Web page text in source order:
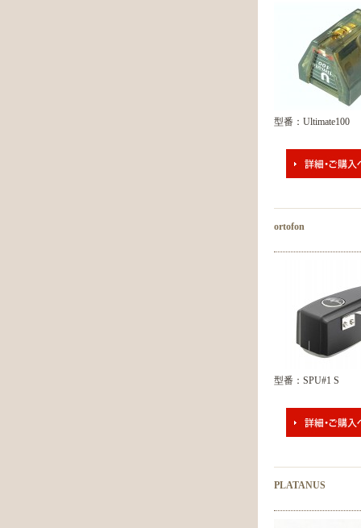
型番：Ultimate100
ortofon
型番：SPU#1 S
PLATANUS